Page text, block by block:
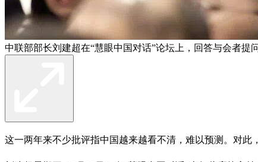
中联部部长刘建超在“慧眼中国对话”论坛上，回答与会者提
这一两年来不少批评指中国越来越看不清，难以预测。对此